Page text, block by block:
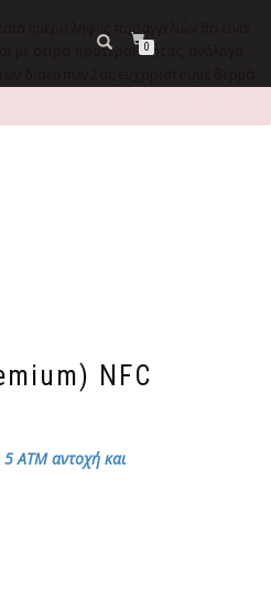
0
ημέρα λήψης παραγγελιών θα είναι
με σειρά προτεραιότητας, ανάλογα
διακοπών.Σας ευχαριστούμε θερμά
NFC
ATM αντοχή και